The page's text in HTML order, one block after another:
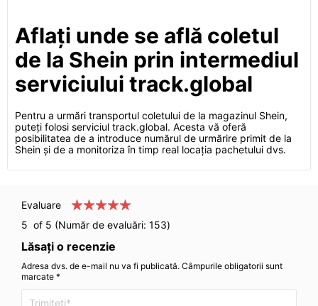
Aflați unde se află coletul
de la Shein prin intermediul
serviciului track.global
Pentru a urmări transportul coletului de la magazinul Shein,
puteți folosi serviciul track.global. Acesta vă oferă
posibilitatea de a introduce numărul de urmărire primit de la
Shein și de a monitoriza în timp real locația pachetului dvs.
Evaluare
5 of 5 (Număr de evaluări: 153)
Lăsați o recenzie
Adresa dvs. de e-mail nu va fi publicată. Câmpurile obligatorii sunt
marcate *